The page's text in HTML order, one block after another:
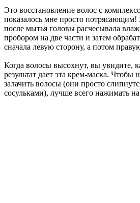
Это восстановление волос с
показалось мне просто потрясающим!
после мытья головы расчесывала
пробором на две части и затем
сначала левую сторону, а потом
Когда волосы высохнут, вы увидите,
результат дает эта крем-маска. Чтобы
залачить волосы (они просто
сосульками), лучше всего нажимать